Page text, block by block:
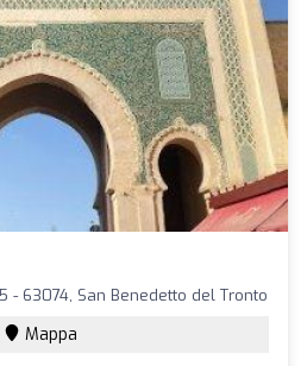
- 63074, San Benedetto del Tronto
Mappa